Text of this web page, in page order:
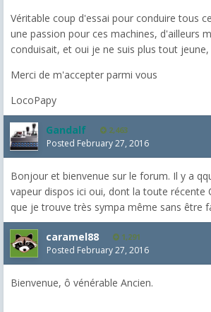
Véritable coup d'essai pour conduire tous
une passion pour ces machines, d'ailleurs
conduisait, et oui je ne suis plus tout jeune,
Merci de m'accepter parmi vous
LocoPapy
Gandalf 2,463
Posted February 27, 2016
Bonjour et bienvenue sur le forum. Il y a
vapeur dispos ici oui, dont la toute récente
que je trouve très sympa même sans être
caramel88 1,291
Posted February 27, 2016
Bienvenue, ô vénérable Ancien.